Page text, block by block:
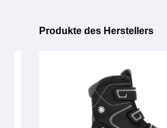
Produktgalerie überspringen
Produkte des Herstellers